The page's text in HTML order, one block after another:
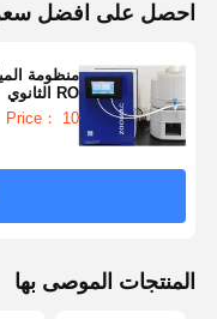
احصل على افضل
منظومة
RO الثانوي
Price： 10
المنتجات الموصى بها